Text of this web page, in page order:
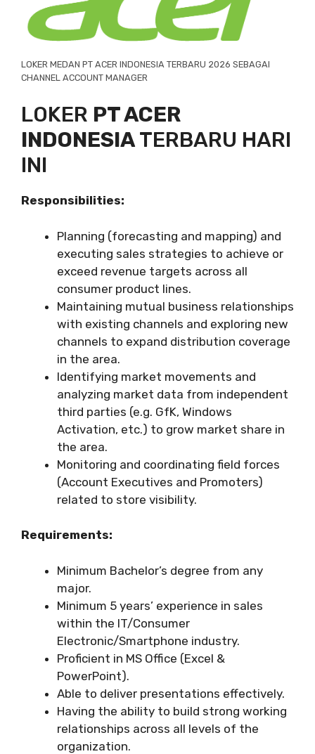
LOKER MEDAN PT ACER INDONESIA TERBARU 2026 SEBAGAI
CHANNEL ACCOUNT MANAGER
LOKER PT ACER
INDONESIATERBARU HARI
INI
Responsibilities:
Planning (forecasting and mapping) and
executing sales strategies to achieve or
exceed revenue targets across all
consumer product lines.
Maintaining mutual business relationships
with existing channels and exploring new
channels to expand distribution coverage
in the area.
Identifying market movements and
analyzing market data from independent
third parties (e.g. GfK, Windows
Activation, etc.) to grow market share in
the area.
Monitoring and coordinating field forces
(Account Executives and Promoters)
related to store visibility.
Requirements:
Minimum Bachelor’s degree from any
major.
Minimum 5 years’ experience in sales
within the IT/Consumer
Electronic/Smartphone industry.
Proficient in MS Office (Excel &
PowerPoint).
Able to deliver presentations effectively.
Having the ability to build strong working
relationships across all levels of the
organization.